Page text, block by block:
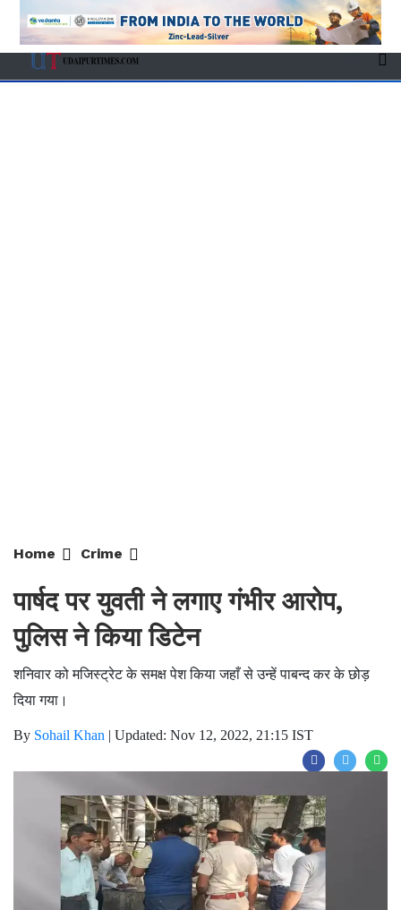
Home Crime
पार्षद पर युवती ने लगाए गंभीर आरोप,
पुलिस ने किया डिटेन
शनिवार को मजिस्ट्रेट के समक्ष पेश किया जहाँ से उन्हें पाबन्द कर के छोड़
दिया गया।
By Sohail Khan | Updated: Nov 12, 2022, 21:15 IST